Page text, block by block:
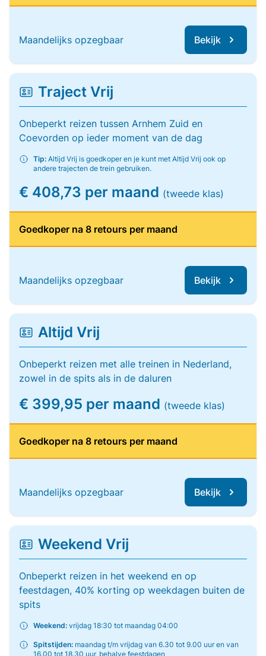
Maandelijks opzegbaar Bekijk
Traject Vrij
Onbeperkt reizen tussen Arnhem Zuid en
Coevorden op ieder moment van de dag
Tip: Altijd Vrij is goedkoper en je kunt met Altijd Vrij ook op
andere trajecten de trein gebruiken.
€ 408,73 per maand (tweede klas)
Goedkoper na 8 retours per maand
Maandelijks opzegbaar Bekijk
Altijd Vrij
Onbeperkt reizen met alle treinen in Nederland,
zowel in de spits als in de daluren
€ 399,95 per maand (tweede klas)
Goedkoper na 8 retours per maand
Maandelijks opzegbaar Bekijk
Weekend Vrij
Onbeperkt reizen in het weekend en op
feestdagen, 40% korting op weekdagen buiten de
spits
Weekend: vrijdag 18:30 tot maandag 04:00
Spitstijden: maandag t/m vrijdag van 6.30 tot 9.00 uur en van
16.00 tot 18.30 uur, behalve feestdagen